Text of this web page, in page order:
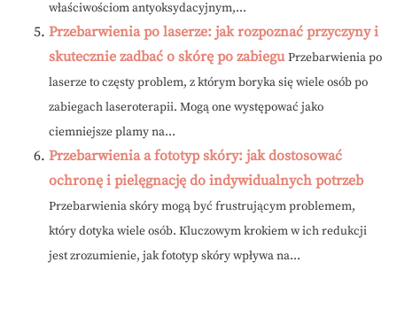
właściwościom antyoksydacyjnym,...
Przebarwienia po laserze: jak rozpoznać przyczyny i
skutecznie zadbać o skórę po zabiegu Przebarwienia po
laserze to częsty problem, z którym boryka się wiele osób po
zabiegach laseroterapii. Mogą one występować jako
ciemniejsze plamy na...
Przebarwienia a fototyp skóry: jak dostosować
ochronę i pielęgnację do indywidualnych potrzeb
Przebarwienia skóry mogą być frustrującym problemem,
który dotyka wiele osób. Kluczowym krokiem w ich redukcji
jest zrozumienie, jak fototyp skóry wpływa na...